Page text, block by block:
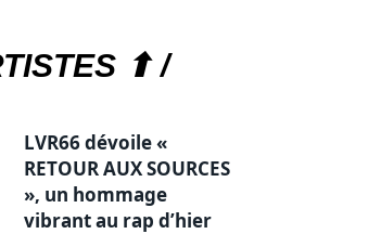
⬆ /
LVR66 dévoile «
RETOUR AUX SOURCES
», un hommage
vibrant au rap d’hier